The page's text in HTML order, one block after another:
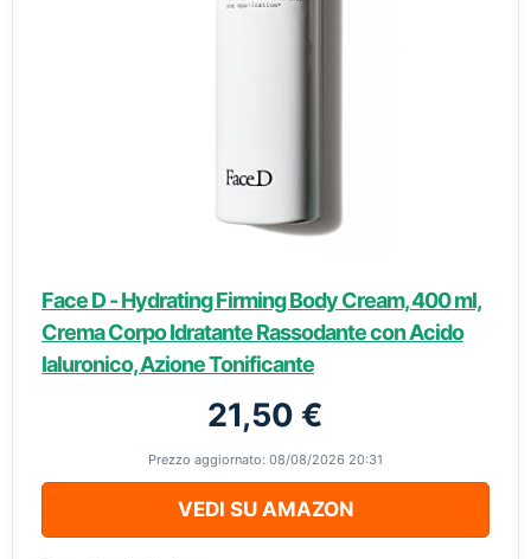
Face D - Hydrating Firming Body Cream, 400 ml,
Crema Corpo Idratante Rassodante con Acido
Ialuronico, Azione Tonificante
21,50 €
Prezzo aggiornato: 08/08/2026 20:31
VEDI SU AMAZON